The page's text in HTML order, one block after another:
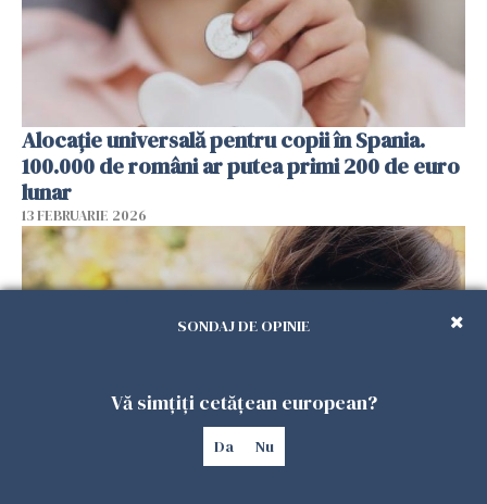
Alocație universală pentru copii în Spania.
100.000 de români ar putea primi 200 de euro
lunar
13 FEBRUARIE 2026
SONDAJ DE OPINIE
Vă simțiți cetățean european?
Da Nu